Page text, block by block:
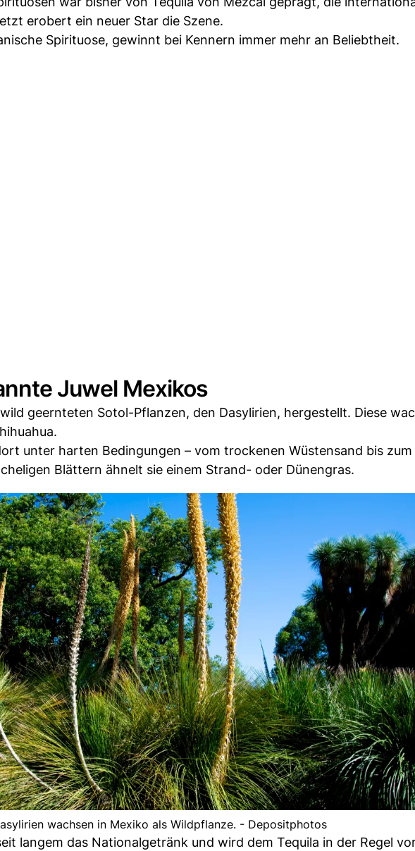
erobert ein neuer Star die Szene.
Spirituose, gewinnt bei Kennern immer mehr an Beliebtheit.
Juwel Mexikos
geernteten Sotol-Pflanzen, den Dasylirien, hergestellt. Diese
unter harten Bedingungen – vom trockenen Wüstensand bis
Blättern ähnelt sie einem Strand- oder Dünengras.
wachsen in Mexiko als Wildpflanze. - Depositphotos
langem das Nationalgetränk und wird dem Tequila in der Regel